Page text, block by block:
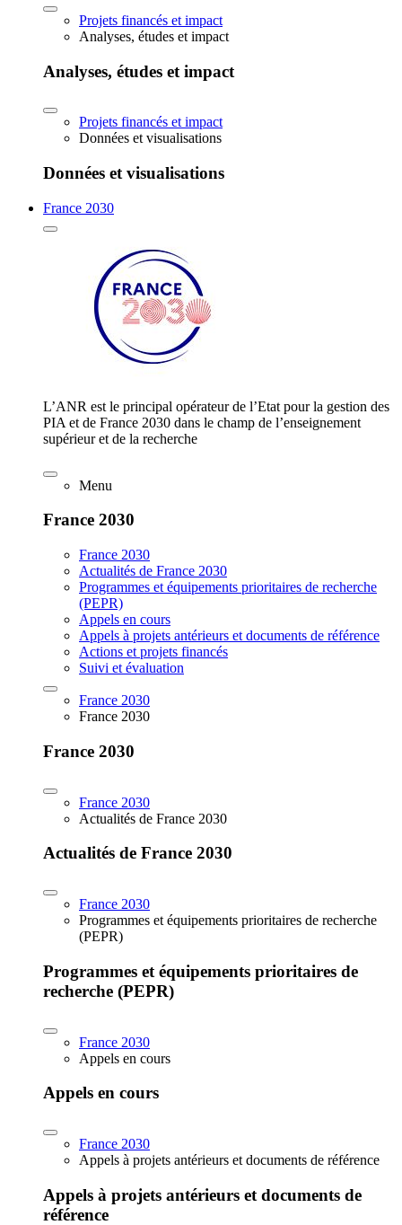
Projets financés et impact
Analyses, études et impact
Analyses, études et impact
Projets financés et impact
Données et visualisations
Données et visualisations
France 2030
L’ANR est le principal opérateur de l’Etat pour la gestion des
PIA et de France 2030 dans le champ de l’enseignement
supérieur et de la recherche
Menu
France 2030
France 2030
Actualités de France 2030
Programmes et équipements prioritaires de recherche
(PEPR)
Appels en cours
Appels à projets antérieurs et documents de référence
Actions et projets financés
Suivi et évaluation
France 2030
France 2030
France 2030
France 2030
Actualités de France 2030
Actualités de France 2030
France 2030
Programmes et équipements prioritaires de recherche
(PEPR)
Programmes et équipements prioritaires de
recherche (PEPR)
France 2030
Appels en cours
Appels en cours
France 2030
Appels à projets antérieurs et documents de référence
Appels à projets antérieurs et documents de
référence